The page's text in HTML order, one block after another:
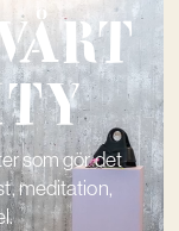
som gör det
meditation,